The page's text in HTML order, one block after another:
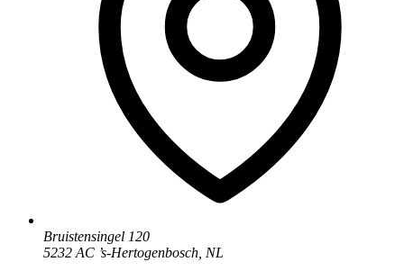
Bruistensingel 120
5232 AC ’s-Hertogenbosch NL